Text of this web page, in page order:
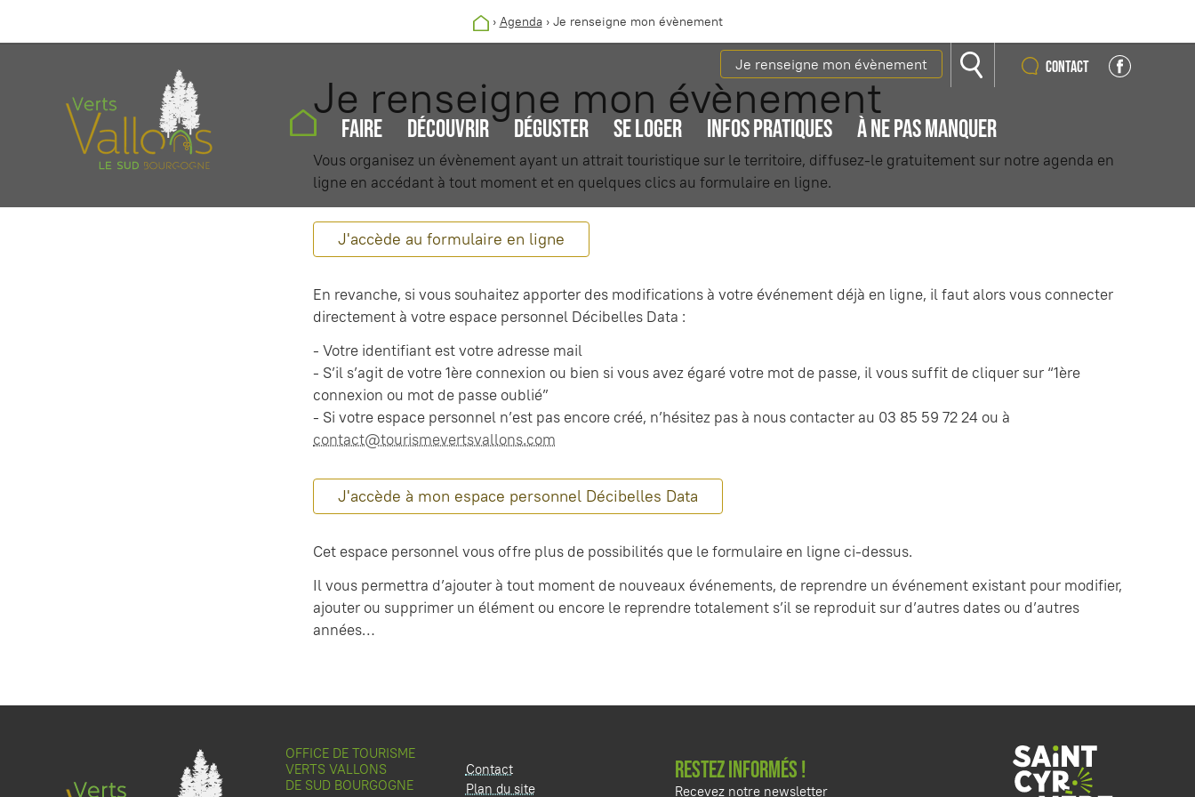
Je renseigne mon évènement Contact
FAIRE DÉCOUVRIR DÉGUSTER SE LOGER INFOS PRATIQUES À NE PAS MANQUER
› Agenda› Je renseigne mon évènement
Je renseigne mon évènement
Vous organisez un évènement ayant un attrait touristique sur le territoire, diffusez-le gratuitement sur notre agenda en
ligne en accédant à tout moment et en quelques clics au formulaire en ligne.
J'accède au formulaire en ligne
En revanche, si vous souhaitez apporter des modifications à votre événement déjà en ligne, il faut alors vous connecter
directement à votre espace personnel Décibelles Data :
- Votre identifiant est votre adresse mail
- S’il s’agit de votre 1ère connexion ou bien si vous avez égaré votre mot de passe, il vous suffit de cliquer sur “1ère
connexion ou mot de passe oublié”
- Si votre espace personnel n’est pas encore créé, n’hésitez pas à nous contacter au 03 85 59 72 24 ou à
contact@tourismevertsvallons.com
J'accède à mon espace personnel Décibelles Data
Cet espace personnel vous offre plus de possibilités que le formulaire en ligne ci-dessus.
Il vous permettra d’ajouter à tout moment de nouveaux événements, de reprendre un événement existant pour modifier,
ajouter ou supprimer un élément ou encore le reprendre totalement s’il se reproduit sur d’autres dates ou d’autres
années…
OFFICE DE TOURISME
VERTS VALLONS
DE SUD BOURGOGNE
Contact
Plan du site
RESTEZ INFORMÉS !
Recevez notre newsletter